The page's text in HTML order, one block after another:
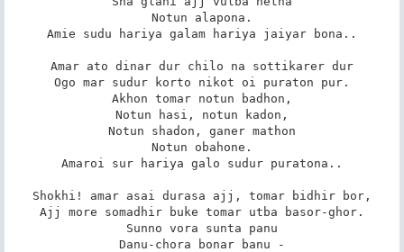
Notun alapona.
Amie sudu hariya galam hariya jaiyar bona..
Amar ato dinar dur chilo na sottikarer dur
Ogo mar sudur korto nikot oi puraton pur.
Akhon tomar notun badhon,
Notun hasi, notun kadon,
Notun shadon, ganer mathon
Notun obahone.
Amaroi sur hariya galo sudur puratona..
Shokhi! amar asai durasa ajj, tomar bidhir bor,
Ajj more somadhir buke tomar utba basor-ghor.
Sunno vora sunta panu
Danu-chora bonar banu -